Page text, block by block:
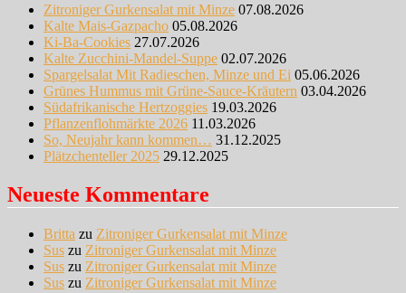
Zitroniger Gurkensalat mit Minze 07.08.2026
Kalte Mais-Gazpacho 05.08.2026
Ki-Ba-Cookies 27.07.2026
Kalte Zucchini-Mandel-Suppe 02.07.2026
Spargelsalat Mit Radieschen, Minze und Ei 05.06.2026
Grünes Hummus mit Grüne-Sauce-Kräutern 03.04.2026
Südafrikanische Hertzoggies 19.03.2026
Pflanzenflohmärkte 2026 11.03.2026
So, Neujahr kann kommen… 31.12.2025
Plätzchenteller 2025 29.12.2025
Neueste Kommentare
Britta zu Zitroniger Gurkensalat mit Minze
Sus zu Zitroniger Gurkensalat mit Minze
Sus zu Zitroniger Gurkensalat mit Minze
Sus zu Zitroniger Gurkensalat mit Minze